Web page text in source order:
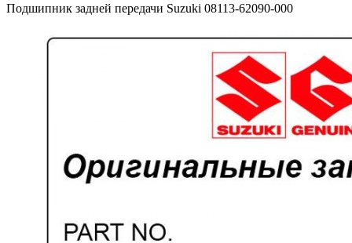
Подшипник задней передачи Suzuki 08113-62090-000